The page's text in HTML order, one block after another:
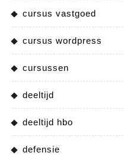
cursus vastgoed
cursus wordpress
cursussen
deeltijd
deeltijd hbo
defensie